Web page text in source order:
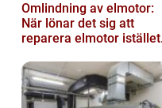
Omlindning av elmotor:
När lönar det sig att
reparera elmotor istället